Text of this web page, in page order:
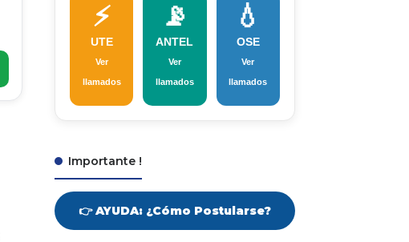
⚡
UTE
Ver
llamados
📡
ANTEL
Ver
llamados
💧
OSE
Ver
llamados
Importante !
👉 AYUDA: ¿Cómo Postularse?